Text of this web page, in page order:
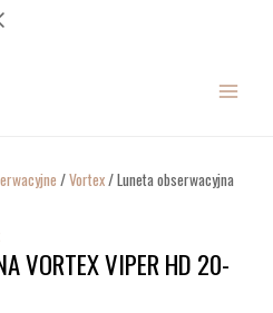
/Vortex/ Luneta obserwacyjna
VORTEX VIPER HD 20-